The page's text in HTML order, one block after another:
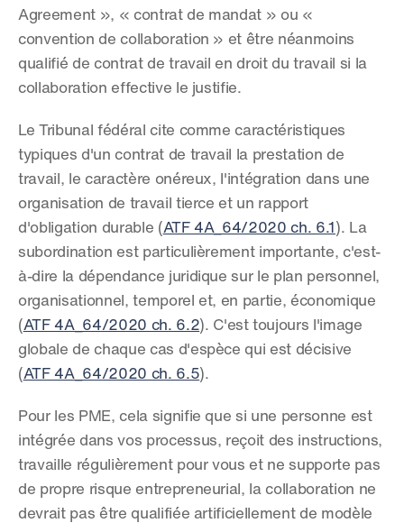
Agreement », « contrat de mandat » ou «
convention de collaboration » et être néanmoins
qualifié de contrat de travail en droit du travail si la
collaboration effective le justifie.
Le Tribunal fédéral cite comme caractéristiques
typiques d'un contrat de travail la prestation de
travail, le caractère onéreux, l'intégration dans une
organisation de travail tierce et un rapport
d'obligation durable (ATF 4A_64/2020 ch. 6.1 ). La
subordination est particulièrement importante, c'est-
à-dire la dépendance juridique sur le plan personnel,
organisationnel, temporel et, en partie, économique
(ATF 4A_64/2020 ch. 6.2). C'est toujours l'image
globale de chaque cas d'espèce qui est décisive
(ATF 4A_64/2020 ch. 6.5).
Pour les PME, cela signifie que si une personne est
intégrée dans vos processus, reçoit des instructions,
travaille régulièrement pour vous et ne supporte pas
de propre risque entrepreneurial, la collaboration ne
devrait pas être qualifiée artificiellement de modèle